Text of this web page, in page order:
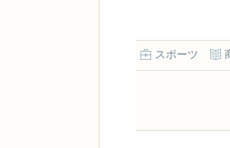
スポーツ